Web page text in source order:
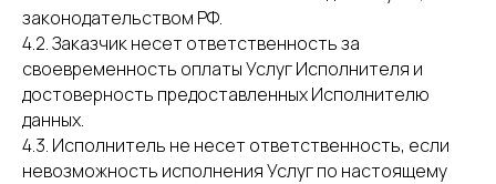
законодательством РФ.
4.2. Заказчик несет ответственность за
своевременность оплаты Услуг Исполнителя и
достоверность предоставленных Исполнителю
данных.
4.3. Исполнитель не несет ответственность, если
невозможность исполнения Услуг по настоящему